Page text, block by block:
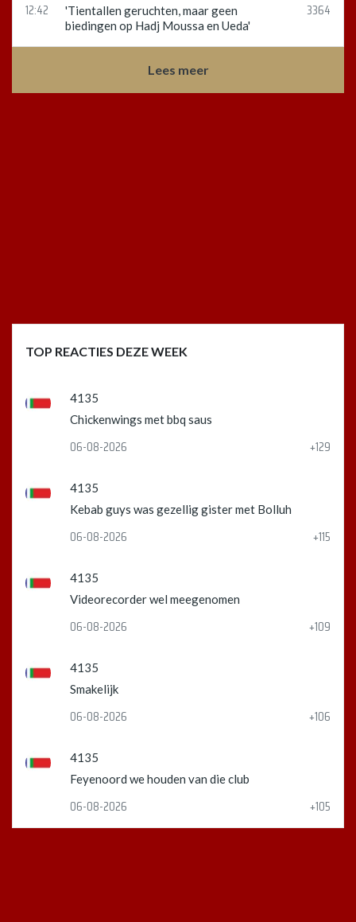
12:42
'Tientallen geruchten, maar geen
biedingen op Hadj Moussa en Ueda'
3364
Lees meer
TOP REACTIES DEZE WEEK
4135
Chickenwings met bbq saus
06-08-2026 +129
4135
Kebab guys was gezellig gister met Bolluh
06-08-2026 +115
4135
Videorecorder wel meegenomen
06-08-2026 +109
4135
Smakelijk
06-08-2026 +106
4135
Feyenoord we houden van die club
06-08-2026 +105